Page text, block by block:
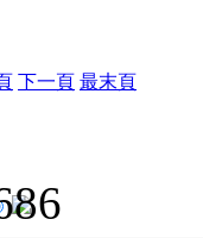
下一頁 最末頁